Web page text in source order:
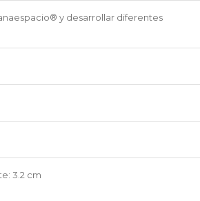
y desarrollar diferentes
3.2 cm